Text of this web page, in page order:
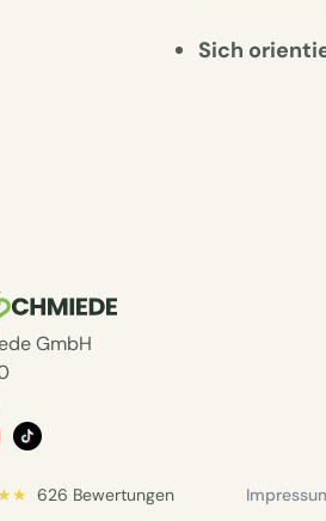
Sich
GmbH
626 Bewertungen